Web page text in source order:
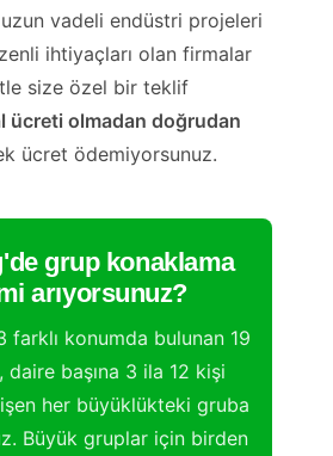
vadeli endüstri projeleri
ihtiyaçları olan firmalar
size özel bir teklif
ücreti olmadan doğrudan
ücret ödemiyorsunuz.
grup konaklama
arıyorsunuz?
farklı konumda bulunan 19
daire başına 3 ila 12 kişi
her büyüklükteki gruba
Büyük gruplar için birden